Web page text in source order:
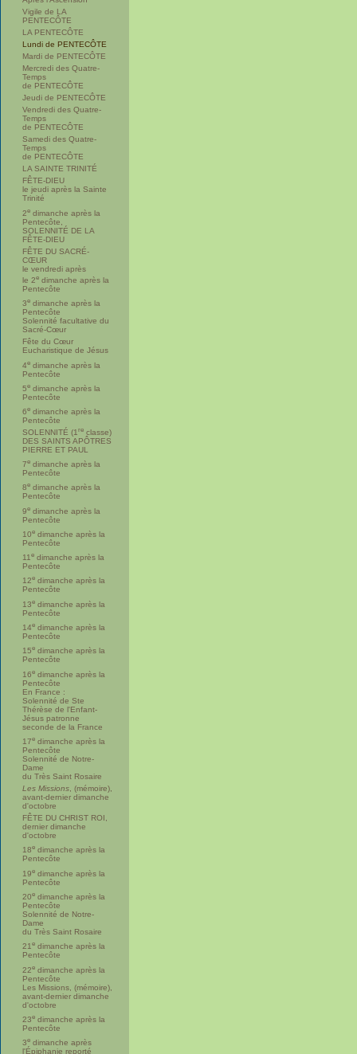
Vigile de LA
PENTECÔTE
LA PENTECÔTE
Lundi de PENTECÔTE
Mardi de PENTECÔTE
Mercredi des Quatre-
Temps
de PENTECÔTE
Jeudi de PENTECÔTE
Vendredi des Quatre-
Temps
de PENTECÔTE
Samedi des Quatre-
Temps
de PENTECÔTE
LA SAINTE TRINITÉ
FÊTE-DIEU
le jeudi après la Sainte
Trinité
2e dimanche après la
Pentecôte,
SOLENNITÉ DE LA
FÊTE-DIEU
FÊTE DU SACRÉ-
CŒUR
le vendredi après
le 2e dimanche après la
Pentecôte
3e dimanche après la
Pentecôte
Solennité facultative du
Sacré-Cœur
Fête du Cœur
Eucharistique de Jésus
4e dimanche après la
Pentecôte
5e dimanche après la
Pentecôte
6e dimanche après la
Pentecôte
SOLENNITÉ (1 re classe)
DES SAINTS APÔTRES
PIERRE ET PAUL
7e dimanche après la
Pentecôte
8e dimanche après la
Pentecôte
9e dimanche après la
Pentecôte
10e dimanche après la
Pentecôte
11 e dimanche après la
Pentecôte
12e dimanche après la
Pentecôte
13e dimanche après la
Pentecôte
14e dimanche après la
Pentecôte
15e dimanche après la
Pentecôte
16e dimanche après la
Pentecôte
En France :
Solennité de Ste
Thérèse de l'Enfant-
Jésus patronne
seconde de la France
17e dimanche après la
Pentecôte
Solennité de Notre-
Dame
du Très Saint Rosaire
Les Missions , (mémoire),
avant-dernier dimanche
d'octobre
FÊTE DU CHRIST ROI,
dernier dimanche
d'octobre
18e dimanche après la
Pentecôte
19e dimanche après la
Pentecôte
20e dimanche après la
Pentecôte
Solennité de Notre-
Dame
du Très Saint Rosaire
21e dimanche après la
Pentecôte
22e dimanche après la
Pentecôte
Les Missions, (mémoire),
avant-dernier dimanche
d'octobre
23e dimanche après la
Pentecôte
3e dimanche après
l'Épiphanie reporté